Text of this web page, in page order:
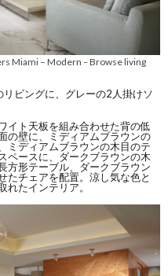
Miami – Modern –Browse living
ビングに、グレーの2人掛けソ
イト天板を組み合わせた背の低
の壁に、ミディアムブラウンの
ミディアムブラウンの木目のテ
ペースに、ダークブラウンの木
方形テーブル、ダークブラウン
たチェアを配置。涼し気な色と
たインテリア。